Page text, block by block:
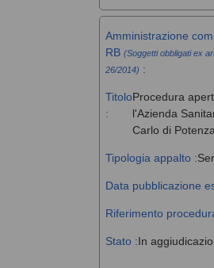
Amministrazione
RB (Soggetti obbligati ex
26/2014) :
Titolo
:
Procedura
l'Azienda
Carlo di
Tipologia appalto :
Data pubblicazione
Riferimento
Stato :In